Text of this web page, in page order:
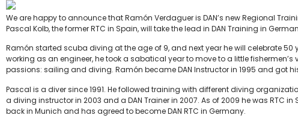
We are happy to announce that Ramón Verdaguer is DAN’s new Regional
Pascal Kolb, the former RTC in Spain, will take the lead in DAN Training in
Ramón started scuba diving at the age of 9, and next year he will celebrate 50
working as an engineer, he took a sabatical year to move to a little
passions: sailing and diving. Ramón became DAN Instructor in 1995 and got
Pascal is a diver since 1991. He followed training with different diving
a diving instructor in 2003 and a DAN Trainer in 2007. As of 2009 he was RTC in
back in Munich and has agreed to become DAN RTC in Germany.